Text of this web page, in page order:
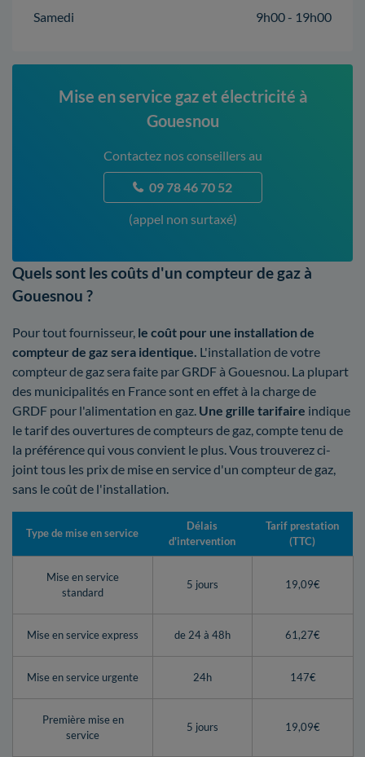
Samedi
9h00 - 19h00
Mise en service gaz et électricité à
Gouesnou
Contactez nos conseillers au
09 78 46 70 52
(appel non surtaxé)
Quels sont les coûts d'un compteur de gaz à
Gouesnou ?
Pour tout fournisseur, le coût pour une installation de
compteur de gaz sera identique. L'installation de votre
compteur de gaz sera faite par GRDF à Gouesnou. La plupart
des municipalités en France sont en effet à la charge de
GRDF pour l'alimentation en gaz. Une grille tarifaire indique
le tarif des ouvertures de compteurs de gaz, compte tenu de
la préférence qui vous convient le plus. Vous trouverez ci-
joint tous les prix de mise en service d'un compteur de gaz,
sans le coût de l'installation.
Type de mise en service
Délais
d'intervention
Tarif prestation
(TTC)
Mise en service
standard
5 jours 19,09€
Mise en service express de 24 à 48h 61,27€
Mise en service urgente 24h 147€
Première mise en
service
5 jours 19,09€